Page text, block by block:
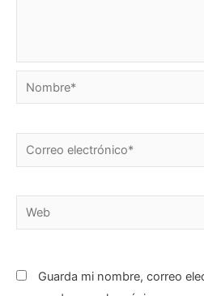
Nombre*
Correo
electrónico*
Web
Guarda mi nombre, correo